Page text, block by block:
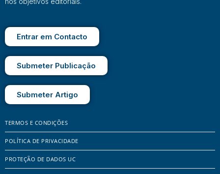
Entrar em Contacto
Submeter Publicação
Submeter Artigo
TERMOS E CONDIÇÕES
POLÍTICA DE PRIVACIDADE
PROTEÇÃO DE DADOS UC